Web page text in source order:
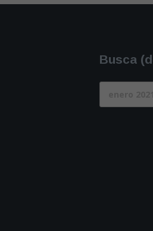
Busca
(desde